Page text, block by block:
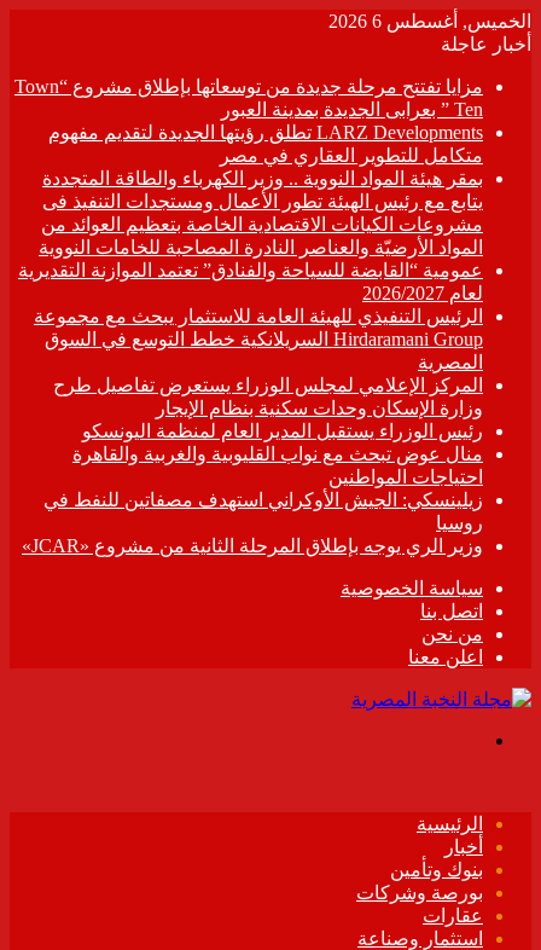
الخميس, أغسطس 6 2026
أخبار عاجلة
مزايا تفتتح مرحلة جديدة من توسعاتها بإطلاق مشروع “Town
Ten ” بعرابى الجديدة بمدينة العبور
LARZ Developments تطلق رؤيتها الجديدة لتقديم مفهوم
متكامل للتطوير العقاري في مصر
بمقر هيئة المواد النووية .. وزير الكهرباء والطاقة المتجددة
يتابع مع رئيس الهيئة تطور الأعمال ومستجدات التنفيذ فى
مشروعات الكيانات الاقتصادية الخاصة بتعظيم العوائد من
المواد الأرضيّة والعناصر النادرة المصاحبة للخامات النووية
عمومية “القابضة للسياحة والفنادق” تعتمد الموازنة التقديرية
لعام 2026/2027
الرئيس التنفيذي للهيئة العامة للاستثمار يبحث مع مجموعة
Hirdaramani Group السريلانكية خطط التوسع في السوق
المصرية
المركز الإعلامي لمجلس الوزراء يستعرض تفاصيل طرح
وزارة الإسكان وحدات سكنية بنظام الإيجار
رئيس الوزراء يستقبل المدير العام لمنظمة اليونسكو
منال عوض تبحث مع نواب القليوبية والغربية والقاهرة
احتياجات المواطنين
زيلينسكي: الجيش الأوكراني استهدف مصفاتين للنفط في
روسيا
وزير الري يوجه بإطلاق المرحلة الثانية من مشروع «JCAR»
سياسة الخصوصية
اتصل بنا
من نحن
اعلن معنا
الرئيسية
أخبار
بنوك وتأمين
بورصة وشركات
عقارات
استثمار وصناعة